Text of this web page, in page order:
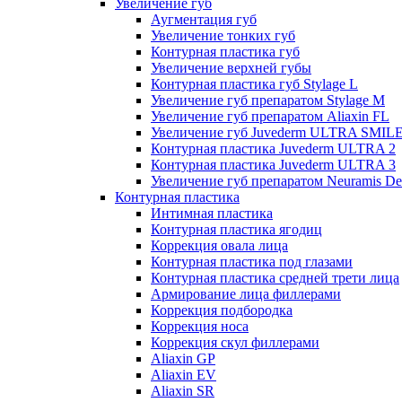
Увеличение губ
Аугментация губ
Увеличение тонких губ
Контурная пластика губ
Увеличение верхней губы
Контурная пластика губ Stylage L
Увеличение губ препаратом Stylage M
Увеличение губ препаратом Aliaxin FL
Увеличение губ Juvederm ULTRA
Контурная пластика Juvederm ULTRA 2
Контурная пластика Juvederm ULTRA 3
Увеличение губ препаратом Neuramis
Контурная пластика
Интимная пластика
Контурная пластика ягодиц
Коррекция овала лица
Контурная пластика под глазами
Контурная пластика средней трети лица
Армирование лица филлерами
Коррекция подбородка
Коррекция носа
Коррекция скул филлерами
Aliaxin GP
Aliaxin EV
Aliaxin SR